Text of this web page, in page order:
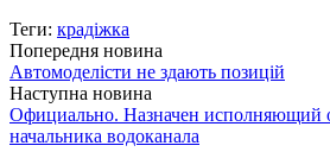
Теги: крадіжка
Попередня новина
Автомоделісти не здають позицій
Наступна новина
Официально. Назначен исполняющий
начальника водоканала